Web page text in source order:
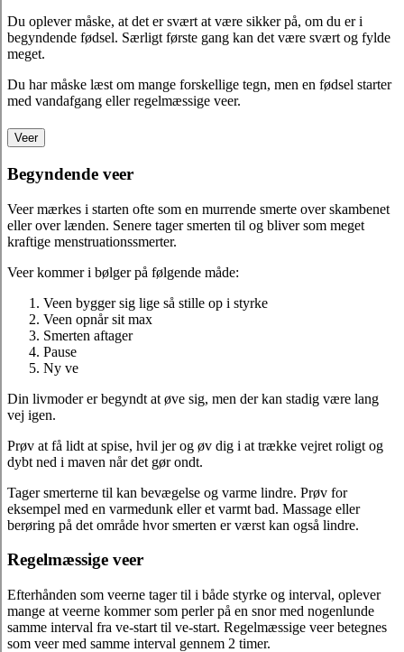
Du oplever måske, at det er svært at være sikker på, om du er i
begyndende fødsel. Særligt første gang kan det være svært og fylde
meget.
Du har måske læst om mange forskellige tegn, men en fødsel starter
med vandafgang eller regelmæssige veer.
Veer
Begyndende veer
Veer mærkes i starten ofte som en murrende smerte over skambenet
eller over lænden. Senere tager smerten til og bliver som meget
kraftige menstruationssmerter.
Veer kommer i bølger på følgende måde:
Veen bygger sig lige så stille op i styrke
Veen opnår sit max
Smerten aftager
Pause
Ny ve
Din livmoder er begyndt at øve sig, men der kan stadig være lang
vej igen.
Prøv at få lidt at spise, hvil jer og øv dig i at trække vejret roligt og
dybt ned i maven når det gør ondt.
Tager smerterne til kan bevægelse og varme lindre. Prøv for
eksempel med en varmedunk eller et varmt bad. Massage eller
berøring på det område hvor smerten er værst kan også lindre.
Regelmæssige veer
Efterhånden som veerne tager til i både styrke og interval, oplever
mange at veerne kommer som perler på en snor med nogenlunde
samme interval fra ve-start til ve-start. Regelmæssige veer betegnes
som veer med samme interval gennem 2 timer.